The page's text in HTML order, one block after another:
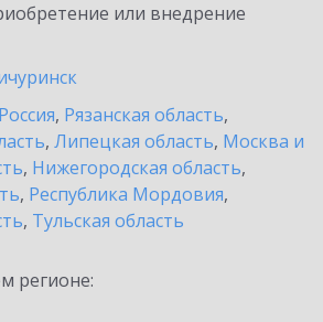
или внедрение
Россия, Рязанская область,
, Липецкая область, Москва и
, Нижегородская область,
, Республика Мордовия,
, Тульская область
регионе: